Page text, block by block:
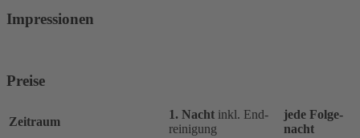
Impressionen
Preise
Zeitraum
1. Nacht inkl. End­
reinigung
jede Folge­
nacht